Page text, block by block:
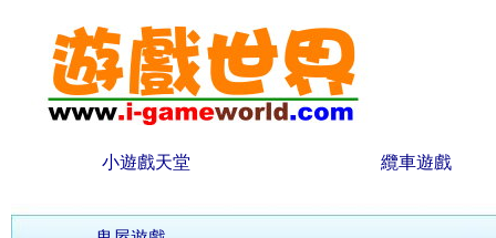
小遊戲天堂 纜車遊戲